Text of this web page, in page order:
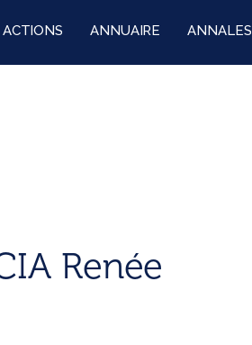
ANNUAIRE ANNALES
Renée